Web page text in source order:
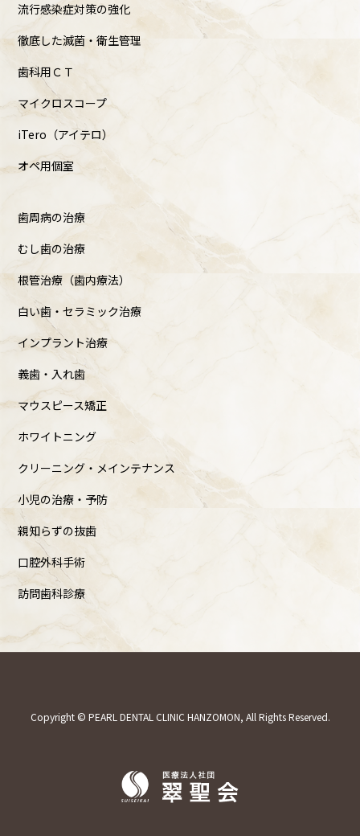
流行感染症対策の強化
徹底した滅菌・衛生管理
歯科用ＣＴ
マイクロスコープ
iTero（アイテロ）
オペ用個室
歯周病の治療
むし歯の治療
根管治療（歯内療法）
白い歯・セラミック治療
インプラント治療
義歯・入れ歯
マウスピース矯正
ホワイトニング
クリーニング・メインテナンス
小児の治療・予防
親知らずの抜歯
口腔外科手術
訪問歯科診療
Copyright © PEARL DENTAL CLINIC HANZOMON, All Rights Reserved.